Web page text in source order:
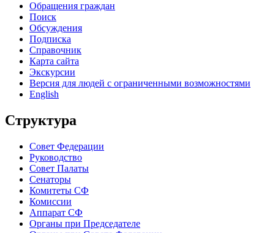
Обращения граждан
Поиск
Обсуждения
Подписка
Справочник
Карта сайта
Экскурсии
Версия для людей с ограниченными возможностями
English
Структура
Совет Федерации
Руководство
Совет Палаты
Сенаторы
Комитеты СФ
Комиссии
Аппарат СФ
Органы при Председателе